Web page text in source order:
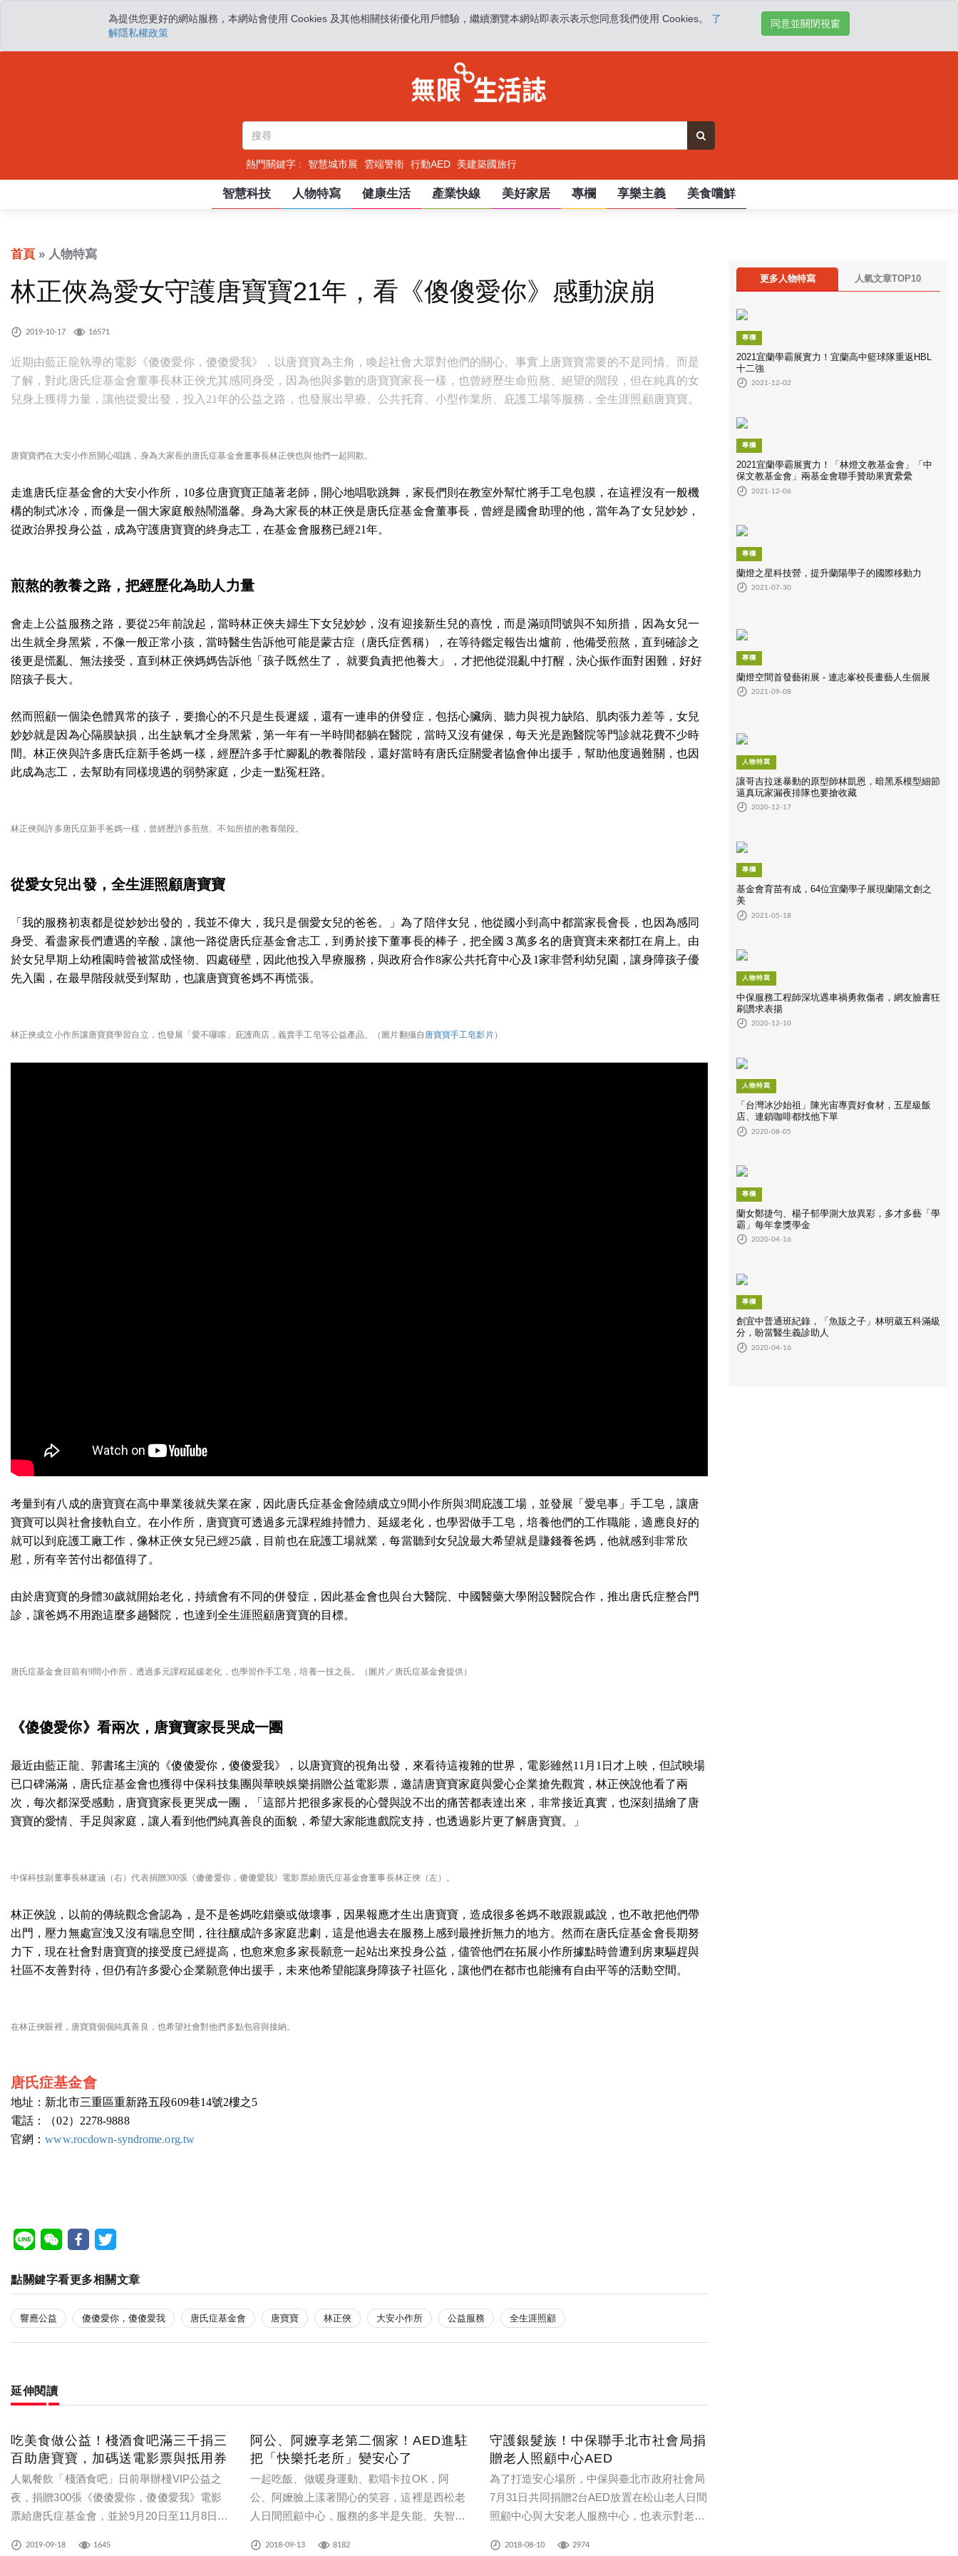
為提供您更好的網站服務，本網站會使用 Cookies 及其他相關技術優化用戶體驗，繼續瀏覽本網站即表示表示您同意我們使用 Cookies。 了
解隱私權政策
同意並關閉視窗
熱門關鍵字 : 智慧城市展 雲端警衛 行動AED 美建築國旅行
智慧科技 人物特寫 健康生活 產業快線 美好家居 專欄 享樂主義 美食嚐鮮
首頁 » 人物特寫
林正俠為愛女守護唐寶寶21年，看《傻傻愛你》感動淚崩
2019-10-17 16571
近期由藍正龍執導的電影《傻傻愛你，傻傻愛我》，以唐寶寶為主角，喚起社會大眾對他們的關心。事實上唐寶寶需要的不是同情、而是
了解，對此唐氏症基金會董事長林正俠尤其感同身受，因為他與多數的唐寶寶家長一樣，也曾經歷生命煎熬、絕望的階段，但在純真的女
兒身上獲得力量，讓他從愛出發，投入21年的公益之路，也發展出早療、公共托育、小型作業所、庇護工場等服務，全生涯照顧唐寶寶。
唐寶寶們在大安小作所開心唱跳，身為大家長的唐氏症基金會董事長林正俠也與他們一起同歡。
走進唐氏症基金會的大安小作所，10多位唐寶寶正隨著老師，開心地唱歌跳舞，家長們則在教室外幫忙將手工皂包膜，在這裡沒有一般機
構的制式冰冷，而像是一個大家庭般熱鬧溫馨。身為大家長的林正俠是唐氏症基金會董事長，曾經是國會助理的他，當年為了女兒妙妙，
從政治界投身公益，成為守護唐寶寶的終身志工，在基金會服務已經21年。
煎熬的教養之路，把經歷化為助人力量
會走上公益服務之路，要從25年前說起，當時林正俠夫婦生下女兒妙妙，沒有迎接新生兒的喜悅，而是滿頭問號與不知所措，因為女兒一
出生就全身黑紫，不像一般正常小孩，當時醫生告訴他可能是蒙古症（唐氏症舊稱），在等待鑑定報告出爐前，他備受煎熬，直到確診之
後更是慌亂、無法接受，直到林正俠媽媽告訴他「孩子既然生了， 就要負責把他養大」，才把他從混亂中打醒，決心振作面對困難，好好
陪孩子長大。
然而照顧一個染色體異常的孩子，要擔心的不只是生長遲緩，還有一連串的併發症，包括心臟病、聽力與視力缺陷、肌肉張力差等，女兒
妙妙就是因為心隔膜缺損，出生缺氧才全身黑紫，第一年有一半時間都躺在醫院，當時又沒有健保，每天光是跑醫院等門診就花費不少時
間。林正俠與許多唐氏症新手爸媽一樣，經歷許多手忙腳亂的教養階段，還好當時有唐氏症關愛者協會伸出援手，幫助他度過難關，也因
此成為志工，去幫助有同樣境遇的弱勢家庭，少走一點冤枉路。
林正俠與許多唐氏症新手爸媽一樣，曾經歷許多煎熬、不知所措的教養階段。
從愛女兒出發，全生涯照顧唐寶寶
「我的服務初衷都是從妙妙出發的，我並不偉大，我只是個愛女兒的爸爸。」為了陪伴女兒，他從國小到高中都當家長會長，也因為感同
身受、看盡家長們遭遇的辛酸，讓他一路從唐氏症基金會志工，到勇於接下董事長的棒子，把全國３萬多名的唐寶寶未來都扛在肩上。由
於女兒早期上幼稚園時曾被當成怪物、四處碰壁，因此他投入早療服務，與政府合作8家公共托育中心及1家非營利幼兒園，讓身障孩子優
先入園，在最早階段就受到幫助，也讓唐寶寶爸媽不再慌張。
林正俠成立小作所讓唐寶寶學習自立，也發展「愛不囉嗦」庇護商店，義賣手工皂等公益產品。（圖片翻攝自 唐寶寶手工皂影片）
考量到有八成的唐寶寶在高中畢業後就失業在家，因此唐氏症基金會陸續成立9間小作所與3間庇護工場，並發展「愛皂事」手工皂，讓唐
寶寶可以與社會接軌自立。在小作所，唐寶寶可透過多元課程維持體力、延緩老化，也學習做手工皂，培養他們的工作職能，適應良好的
就可以到庇護工廠工作，像林正俠女兒已經25歲，目前也在庇護工場就業，每當聽到女兒說最大希望就是賺錢養爸媽，他就感到非常欣
慰，所有辛苦付出都值得了。
由於唐寶寶的身體30歲就開始老化，持續會有不同的併發症，因此基金會也與台大醫院、中國醫藥大學附設醫院合作，推出唐氏症整合門
診，讓爸媽不用跑這麼多趟醫院，也達到全生涯照顧唐寶寶的目標。
唐氏症基金會目前有9間小作所，透過多元課程延緩老化，也學習作手工皂，培養一技之長。（圖片／唐氏症基金會提供）
《傻傻愛你》看兩次，唐寶寶家長哭成一團
最近由藍正龍、郭書瑤主演的《傻傻愛你，傻傻愛我》，以唐寶寶的視角出發，來看待這複雜的世界，電影雖然11月1日才上映，但試映場
已口碑滿滿，唐氏症基金會也獲得中保科技集團與華映娛樂捐贈公益電影票，邀請唐寶寶家庭與愛心企業搶先觀賞，林正俠說他看了兩
次，每次都深受感動，唐寶寶家長更哭成一團，「這部片把很多家長的心聲與說不出的痛苦都表達出來，非常接近真實，也深刻描繪了唐
寶寶的愛情、手足與家庭，讓人看到他們純真善良的面貌，希望大家能進戲院支持，也透過影片更了解唐寶寶。」
中保科技副董事長林建涵（右）代表捐贈300張《傻傻愛你，傻傻愛我》電影票給唐氏症基金會董事長林正俠（左）。
林正俠說，以前的傳統觀念會認為，是不是爸媽吃錯藥或做壞事，因果報應才生出唐寶寶，造成很多爸媽不敢跟親戚說，也不敢把他們帶
出門，壓力無處宣洩又沒有喘息空間，往往釀成許多家庭悲劇，這是他過去在服務上感到最挫折無力的地方。然而在唐氏症基金會長期努
力下，現在社會對唐寶寶的接受度已經提高，也愈來愈多家長願意一起站出來投身公益，儘管他們在拓展小作所據點時曾遭到房東驅趕與
社區不友善對待，但仍有許多愛心企業願意伸出援手，未來他希望能讓身障孩子社區化，讓他們在都市也能擁有自由平等的活動空間。
在林正俠眼裡，唐寶寶個個純真善良，也希望社會對他們多點包容與接納。
唐氏症基金會
地址：新北市三重區重新路五段609巷14號2樓之5
電話：（02）2278-9888
官網：www.rocdown-syndrome.org.tw
點關鍵字看更多相關文章
響應公益 傻傻愛你，傻傻愛我 唐氏症基金會 唐寶寶 林正俠 大安小作所 公益服務 全生涯照顧
延伸閱讀
吃美食做公益！棧酒食吧滿三千捐三
百助唐寶寶，加碼送電影票與抵用券
人氣餐飲「棧酒食吧」日前舉辦棧VIP公益之
夜，捐贈300張《傻傻愛你，傻傻愛我》電影
票給唐氏症基金會，並於9月20日至11月8日期
給唐氏症基金會，並加贈電影票2張與300元棧
2019-09-18 1645
阿公、阿嬤享老第二個家！AED進駐
把「快樂托老所」變安心了
一起吃飯、做暖身運動、歡唱卡拉OK，阿
公、阿嬤臉上漾著開心的笑容，這裡是西松老
人日間照顧中心，服務的多半是失能、失智，
個家，透過活潑的課程延緩老化，讓他們可以
2018-09-13 8182
守護銀髮族！中保聯手北市社會局捐
贈老人照顧中心AED
為了打造安心場所，中保與臺北市政府社會局
7月31日共同捐贈2台AED放置在松山老人日間
照顧中心與大安老人服務中心，也表示對老人
更多民間企業亦能重視社區及職場AED設置的
2018-08-10 2974
更多人物特寫 人氣文章TOP10
專欄
2021宜蘭學霸展實力！宜蘭高中籃球隊重返HBL
十二強
2021-12-02
專欄
2021宜蘭學霸展實力！「林燈文教基金會」「中
保文教基金會」兩基金會聯手贊助果實纍纍
2021-12-06
專欄
蘭燈之星科技營，提升蘭陽學子的國際移動力
2021-07-30
專欄
蘭燈空間首發藝術展 - 連志峯校長畫藝人生個展
2021-09-08
人物特寫
讓哥吉拉迷暴動的原型師林凱恩，暗黑系模型細節
逼真玩家漏夜排隊也要搶收藏
2020-12-17
專欄
基金會育苗有成，64位宜蘭學子展現蘭陽文創之
美
2021-05-18
人物特寫
中保服務工程師深坑遇車禍勇救傷者，網友臉書狂
刷讚求表揚
2020-12-10
人物特寫
「台灣冰沙始祖」陳光宙專賣好食材，五星級飯
店、連鎖咖啡都找他下單
2020-08-05
專欄
蘭女鄭捷勻、楊子郁學測大放異彩，多才多藝「學
霸」每年拿獎學金
2020-04-16
專欄
創宜中普通班紀錄，「魚販之子」林明葳五科滿級
分，盼當醫生義診助人
2020-04-16